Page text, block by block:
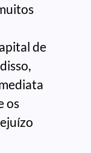
de
os